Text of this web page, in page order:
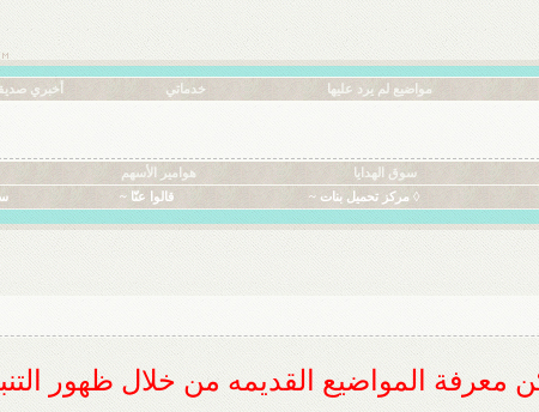
مواضيع لم يرد عليها خدماتي أخبري
سوق الهدايا هوامير الأسهم
◊ مركز تحميل بنات ~ قالوا عنّا ~
معرفة المواضيع القديمه من خلال ظهور